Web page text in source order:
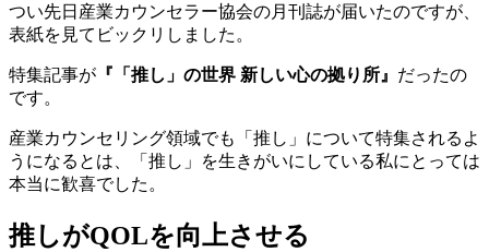
つい先日産業カウンセラー協会の月刊誌が届いたのですが、
表紙を見てビックリしました。
特集記事が 『「推し」の世界 新しい心の拠り所』 だったの
です。
産業カウンセリング領域でも「推し」について特集されるよ
うになるとは、「推し」を生きがいにしている私にとっては
本当に歓喜でした。
推しがQOLを向上させる